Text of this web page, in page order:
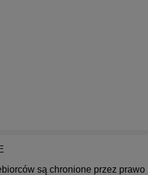
są chronione przez prawo